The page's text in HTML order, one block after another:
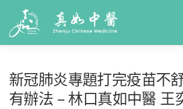
新冠肺炎專題打完疫苗不
有辦法 – 林口真如中醫 王